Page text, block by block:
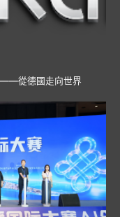
——從德國走向世界